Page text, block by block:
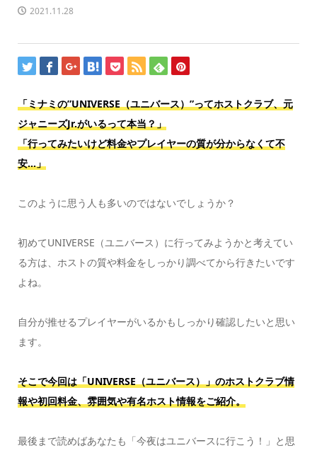
2021.11.28
「ミナミの”UNIVERSE（ユニバース）”ってホストクラブ、元
ジャニーズJr.がいるって本当？」
「行ってみたいけど料金やプレイヤーの質が分からなくて不
安…」
このように思う人も多いのではないでしょうか？
初めてUNIVERSE（ユニバース）に行ってみようかと考えてい
る方は、ホストの質や料金をしっかり調べてから行きたいです
よね。
自分が推せるプレイヤーがいるかもしっかり確認したいと思い
ます。
そこで今回は「UNIVERSE（ユニバース）」のホストクラブ情
報や初回料金、雰囲気や有名ホスト情報をご紹介。
最後まで読めばあなたも「今夜はユニバースに行こう！」と思